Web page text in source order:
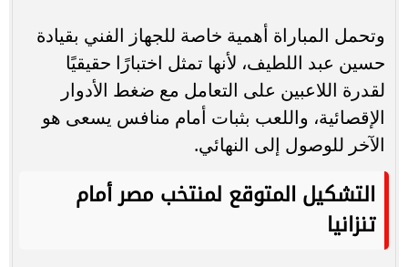
وتحمل المباراة أهمية خاصة للجهاز الفني بقيادة
حسين عبد اللطيف، لأنها تمثل اختبارًا حقيقيًا
لقدرة اللاعبين على التعامل مع ضغط الأدوار
الإقصائية، واللعب بثبات أمام منافس يسعى هو
الآخر للوصول إلى النهائي.
التشكيل المتوقع لمنتخب مصر أمام
تنزانيا